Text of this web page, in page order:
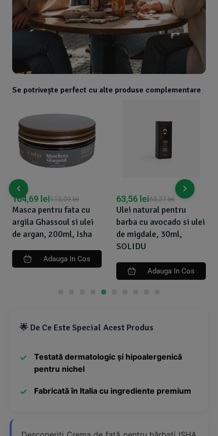
Se potrivește perfect cu alte produse complementare
Masca pentru fata cu
argila Ghassoul si ulei
de argan, 200ml, Isha
113,09lei
104,69 lei
Adauga In Cos
Ulei natural pentru
barba cu avocado si ulei
de migdale, 30ml,
SOLIDU
63,57lei
63,56 lei
Adauga In Cos
🌟 De Ce Este Special Acest Produs
Testată dermatologic și hipoalergenică
pentru nichel
Fabricată în Italia cu ingrediente premium